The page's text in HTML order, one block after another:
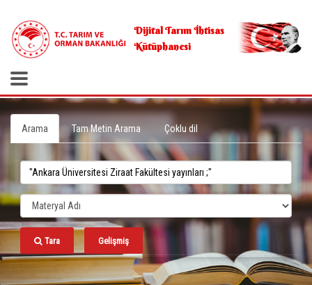
Dijital Tarım İhtisas
Kütüphanesi
Arama Tam Metin Arama Çoklu dil
Tara Gelişmiş